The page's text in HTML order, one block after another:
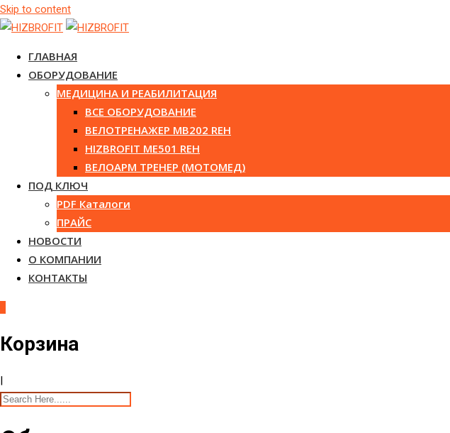
Skip to content
ГЛАВНАЯ
ОБОРУДОВАНИЕ
МЕДИЦИНА И РЕАБИЛИТАЦИЯ
ВСЕ ОБОРУДОВАНИЕ
ВЕЛОТРЕНАЖЕР MB202 REH
HIZBROFIT ME501 REH
ВЕЛОАРМ ТРЕНЕР (МОТОМЕД)
ПОД КЛЮЧ
PDF Каталоги
ПРАЙС
НОВОСТИ
О КОМПАНИИ
КОНТАКТЫ
Корзина